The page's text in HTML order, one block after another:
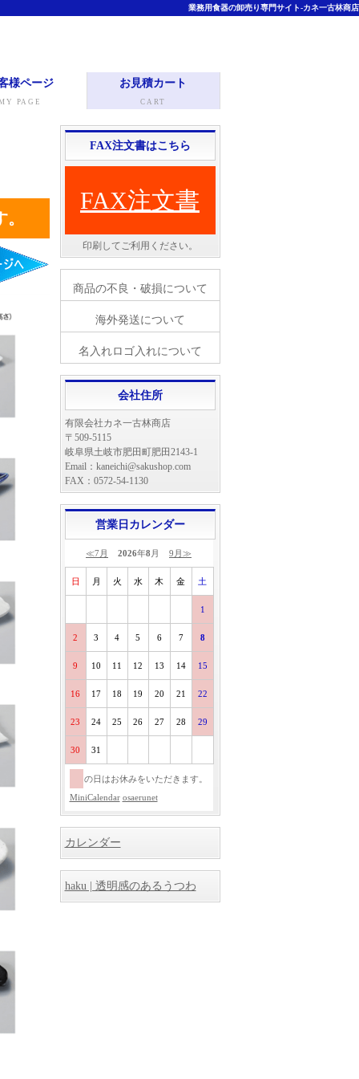
業務用食器の卸売り専門サイト-カネ一古林商店
様ページ
PAGE
お見積カート
CART
FAX注文書はこちら
FAX注文書
印刷してご利用ください。
商品の不良・破損について
海外発送について
名入れロゴ入れについて
会社住所
有限会社カネ一古林商店
〒509-5115
岐阜県土岐市肥田町肥田2143-1
Email：kaneichi@sakushop.com
FAX：0572-54-1130
営業日カレンダー
≪7月 2026年8 月 9月≫
日 月 火 水 木 金 土
1
2 3 4 5 6 7 8
9 10 11 12 13 14 15
16 17 18 19 20 21 22
23 24 25 26 27 28 29
30 31
の日はお休みをいただきます。
MiniCalendar osaerunet
カレンダー
haku | 透明感のあるうつわ